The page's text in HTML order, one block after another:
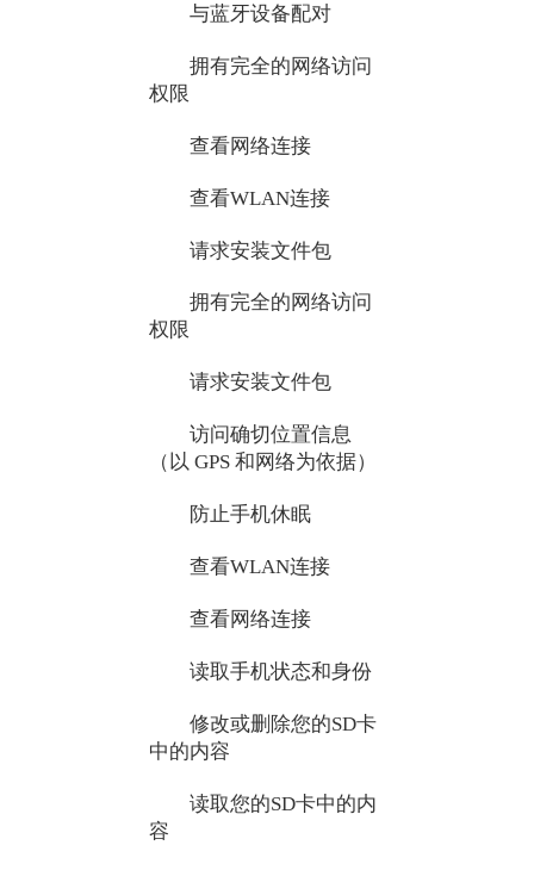
与蓝牙设备配对
拥有完全的网络访问
权限
查看网络连接
查看WLAN连接
请求安装文件包
拥有完全的网络访问
权限
请求安装文件包
访问确切位置信息
（以 GPS 和网络为依据）
防止手机休眠
查看WLAN连接
查看网络连接
读取手机状态和身份
修改或删除您的SD卡
中的内容
读取您的SD卡中的内
容